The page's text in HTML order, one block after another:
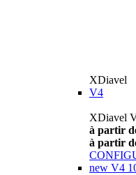
XDiavel
V4
XDiavel
à partir
à partir
new V4